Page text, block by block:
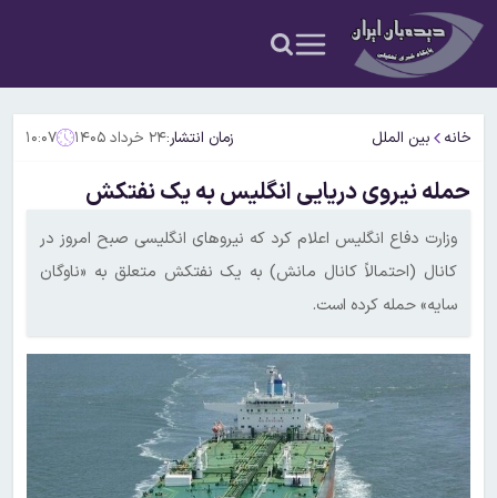
خانه بین الملل زمان انتشار:۲۴ خرداد ۱۴۰۵ ۱۰:۰۷
حمله نیروی دریایی انگلیس به یک نفتکش
وزارت دفاع انگلیس اعلام کرد که نیروهای انگلیسی صبح امروز در
کانال (احتمالاً کانال مانش) به یک نفتکش متعلق به «ناوگان
سایه» حمله کرده است.